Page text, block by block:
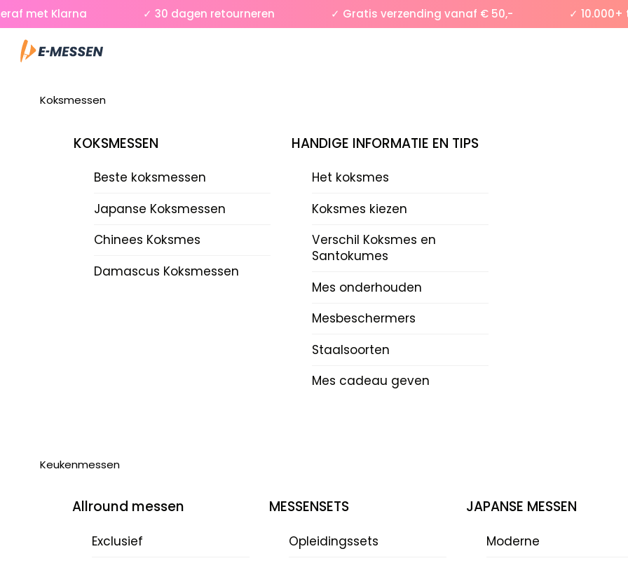
Skip
to
content
met Klarna ✓ 30 dagen retourneren ✓ Gratis verzending vanaf € 50,- ✓ 10.000+
Menu
Koksmessen
KOKSMESSEN
Beste koksmessen
Japanse Koksmessen
Chinees Koksmes
Damascus Koksmessen
HANDIGE INFORMATIE EN TIPS
Het koksmes
Koksmes kiezen
Verschil Koksmes en
Santokumes
Mes onderhouden
Mesbeschermers
Staalsoorten
Mes cadeau geven
Keukenmessen
Allround messen
Exclusief
MESSENSETS
Opleidingssets
JAPANSE MESSEN
Moderne